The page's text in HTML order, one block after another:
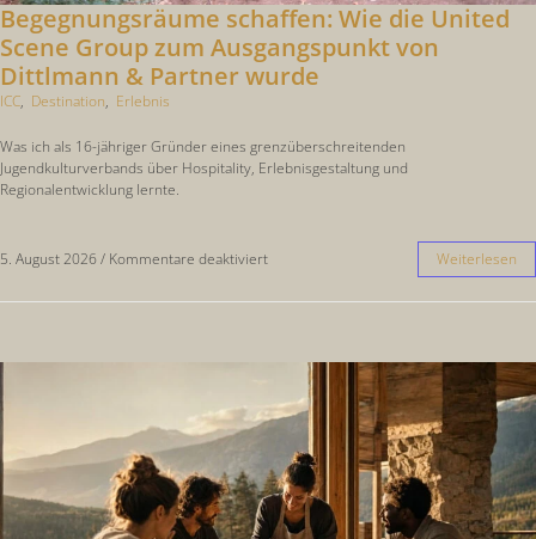
Begegnungsräume schaffen: Wie die United
Scene Group zum Ausgangspunkt von
Dittlmann & Partner wurde
ICC, Destination, Erlebnis
Was ich als 16-jähriger Gründer eines grenzüberschreitenden
Jugendkulturverbands über Hospitality, Erlebnisgestaltung und
Regionalentwicklung lernte.
5. August 2026/ Kommentare deaktiviert Weiterlesen